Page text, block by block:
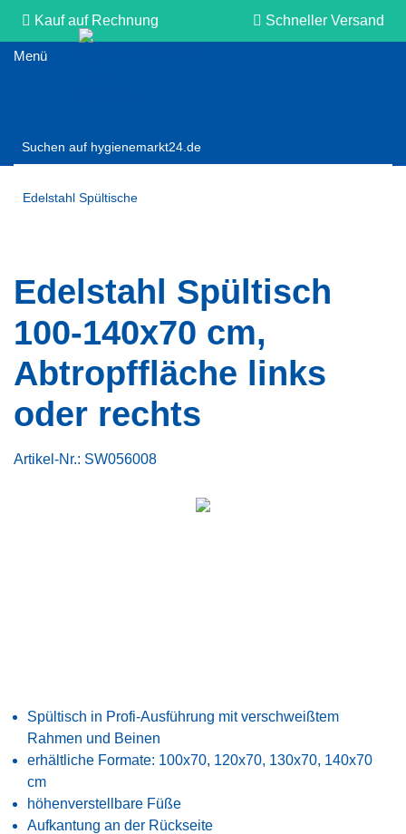
Kauf auf Rechnung Schneller Versand
Edelstahl Spültische
Edelstahl Spültisch
100-140x70 cm,
Abtropffläche links
oder rechts
Artikel-Nr.: SW056008
Spültisch in Profi-Ausführung mit verschweißtem
Rahmen und Beinen
erhältliche Formate: 100x70, 120x70, 130x70, 140x70
cm
höhenverstellbare Füße
Aufkantung an der Rückseite